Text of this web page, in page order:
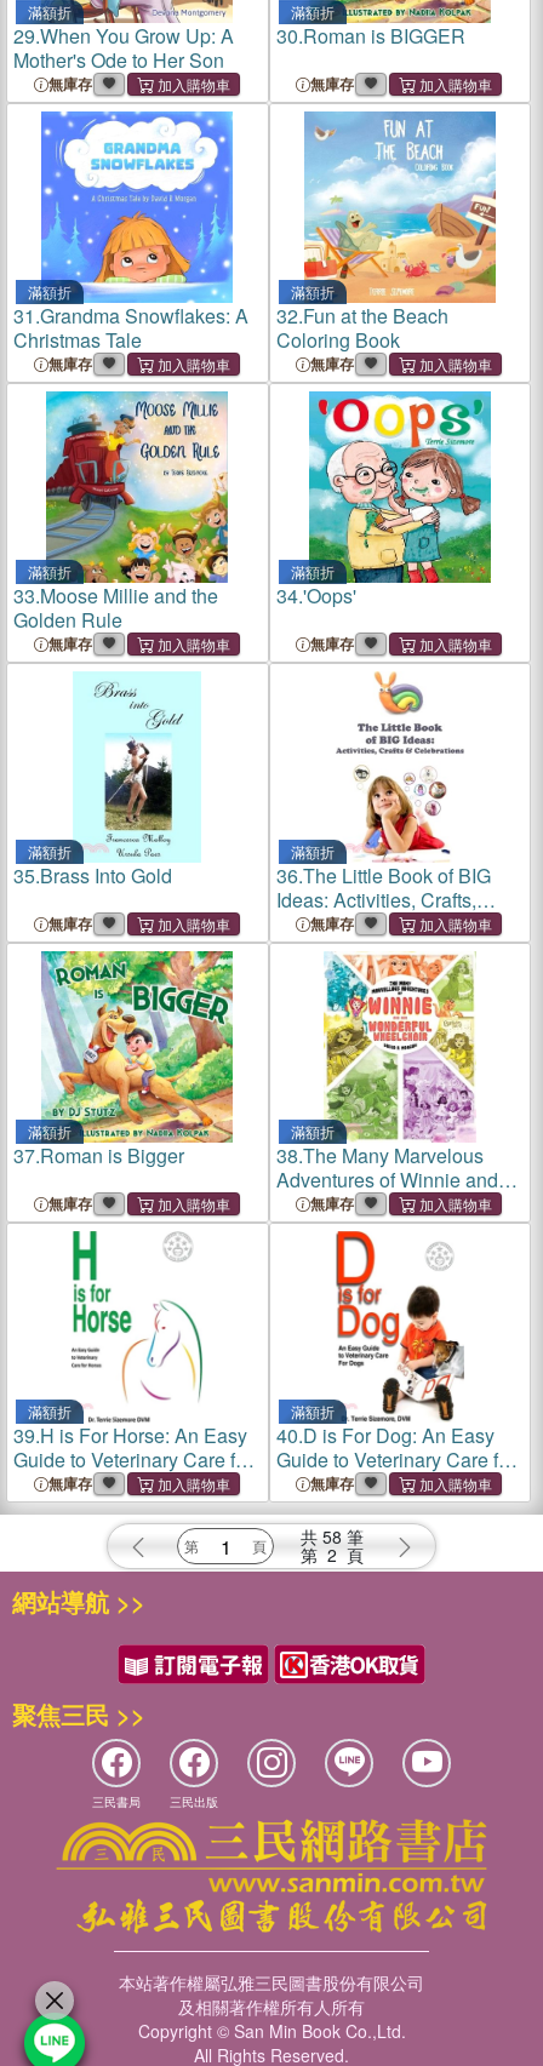
滿額折
29.When You Grow Up: A
Mother's Ode to Her Son
無庫存
滿額折
30.Roman is BIGGER
無庫存
滿額折
31.Grandma Snowflakes: A
Christmas Tale
無庫存
滿額折
32.Fun at the Beach
Coloring Book
無庫存
滿額折
33.Moose Millie and the
Golden Rule
無庫存
滿額折
34.'Oops'
無庫存
滿額折
35.Brass Into Gold
無庫存
滿額折
36.The Little Book of BIG
Ideas: Activities, Crafts,
Celebrations
無庫存
滿額折
37.Roman is Bigger
無庫存
滿額折
38.The Many Marvelous
Adventures of Winnie and
Her Wonderful Wheelchair
無庫存
滿額折
39.H is For Horse: An Easy
Guide to Veterinary Care for
Horses
無庫存
滿額折
40.D is For Dog: An Easy
Guide to Veterinary Care for
Dogs無庫存
共 58 筆
第 2 頁
網站導航 >>
聚焦三民 >>
三民書局 三民出版
本站著作權屬弘雅三民圖書股份有限公司
及相關著作權所有人所有
Copyright © San Min Book Co.,Ltd.
All Rights Reserved.